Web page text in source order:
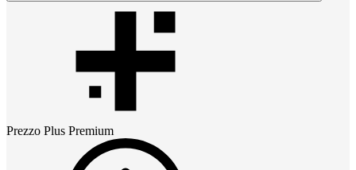
Prezzo Plus Premium